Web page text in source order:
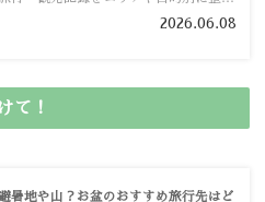
プからスムーズに見つけていただけま
2026.06.08
て！
避暑地や山？お盆のおすすめ旅行先はど